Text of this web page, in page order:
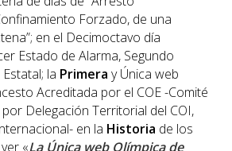
Forzado, de una
en el Decimoctavo día
Estado de Alarma, Segundo
la Primera y Única web
Acreditada por el COE -Comité
Delegación Territorial del COI,
en la Historia de los
«La Única web Olímpica de